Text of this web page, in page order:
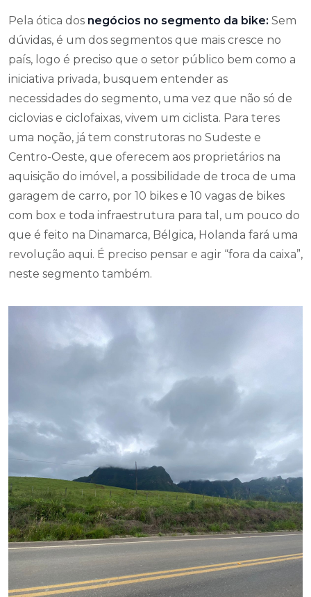
Pela ótica dos negócios no segmento da bike: Sem
dúvidas, é um dos segmentos que mais cresce no
país, logo é preciso que o setor público bem como a
iniciativa privada, busquem entender as
necessidades do segmento, uma vez que não só de
ciclovias e ciclofaixas, vivem um ciclista. Para teres
uma noção, já tem construtoras no Sudeste e
Centro-Oeste, que oferecem aos proprietários na
aquisição do imóvel, a possibilidade de troca de uma
garagem de carro, por 10 bikes e 10 vagas de bikes
com box e toda infraestrutura para tal, um pouco do
que é feito na Dinamarca, Bélgica, Holanda fará uma
revolução aqui. É preciso pensar e agir “fora da caixa”,
neste segmento também.